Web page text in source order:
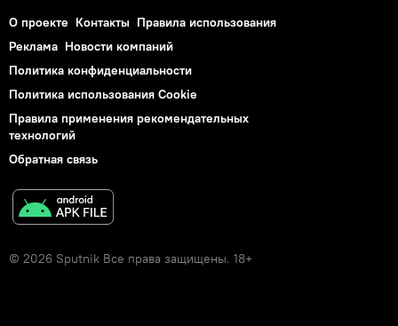
О проекте Контакты Правила использования
Реклама Новости компаний
Политика конфиденциальности
Политика использования Cookie
Правила применения рекомендательных
технологий
Обратная связь
© 2026 Sputnik Все права защищены. 18+